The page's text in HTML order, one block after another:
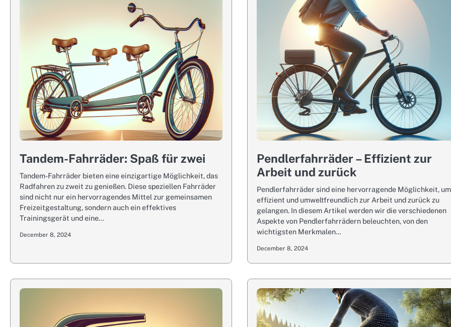
Tandem-Fahrräder: Spaß für zwei
Tandem-Fahrräder bieten eine einzigartige Möglichkeit, das
Radfahren zu zweit zu genießen. Diese speziellen Fahrräder
sind nicht nur ein hervorragendes Mittel zur gemeinsamen
Freizeitgestaltung, sondern auch ein effektives
Trainingsgerät und eine…
December 8, 2024
Pendlerfahrräder – Effizient zur
Arbeit und zurück
Pendlerfahrräder sind eine hervorragende Möglichkeit, um
effizient und umweltfreundlich zur Arbeit und zurück zu
gelangen. In diesem Artikel werden wir die verschiedenen
Aspekte von Pendlerfahrrädern beleuchten, von den
wichtigsten Merkmalen…
December 8, 2024